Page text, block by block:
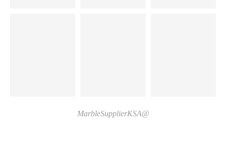
@MarbleSupplierKSA